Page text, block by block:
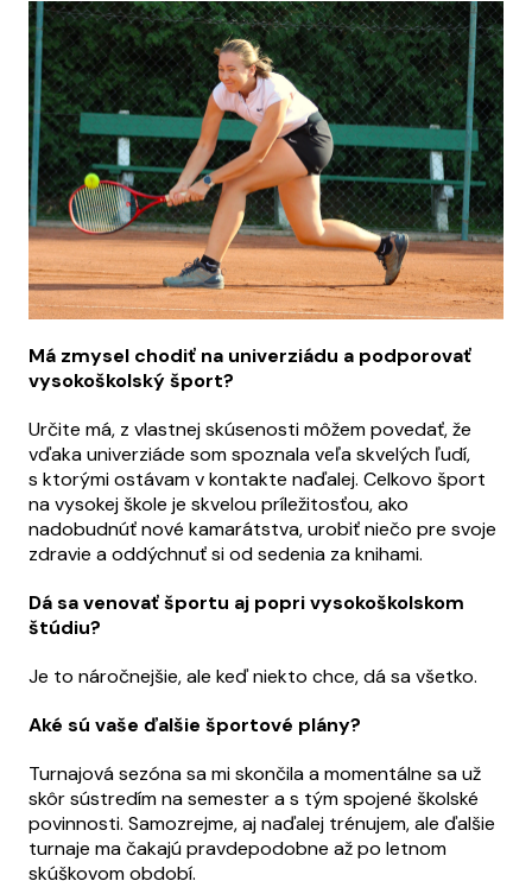
Má zmysel chodiť na univerziádu a podporovať
vysokoškolský šport?
Určite má, z vlastnej skúsenosti môžem povedať, že
vďaka univerziáde som spoznala veľa skvelých ľudí,
s ktorými ostávam v kontakte naďalej. Celkovo šport
na vysokej škole je skvelou príležitosťou, ako
nadobudnúť nové kamarátstva, urobiť niečo pre svoje
zdravie a oddýchnuť si od sedenia za knihami.
Dá sa venovať športu aj popri vysokoškolskom
štúdiu?
Je to náročnejšie, ale keď niekto chce, dá sa všetko.
Aké sú vaše ďalšie športové plány?
Turnajová sezóna sa mi skončila a momentálne sa už
skôr sústredím na semester a s tým spojené školské
povinnosti. Samozrejme, aj naďalej trénujem, ale ďalšie
turnaje ma čakajú pravdepodobne až po letnom
skúškovom období.